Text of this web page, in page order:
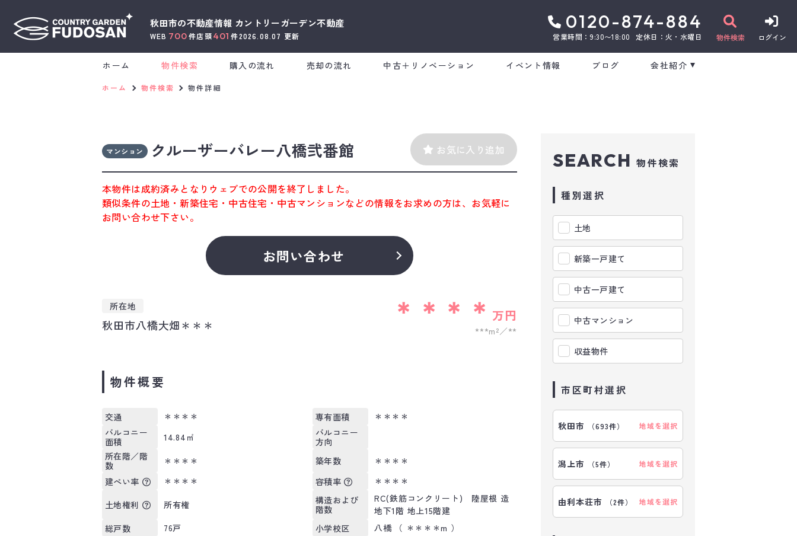
秋田市の不動産情報 カントリーガーデン不動産
WEB 700件店頭401 件2026.08.07 更新
0120-874-884
営業時間：9:30〜18:00 定休日：火・水曜日 物件検索 ログイン
ホーム 物件検索 購入の流れ 売却の流れ 中古＋リノベーション イベント情報 ブログ 会社紹介
ホーム 物件検索 物件詳細
マンション クルーザーバレー八橋弐番館 お気に入り追加
本物件は成約済みとなりウェブでの公開を終了しました。
類似条件の土地・新築住宅・中古住宅・中古マンションなどの情報をお求めの方は、お気軽に
お問い合わせ下さい。
お問い合わせ
所在地
秋田市八橋大畑＊＊＊ ＊＊＊＊ 万円
***m² **
物件概要
交通 ＊＊＊＊ 専有面積
＊＊＊＊
バルコニー
面積
14.84㎡
バルコニー
方向
所在階／階
数
＊＊＊＊ 築年数
＊＊＊＊
建ぺい率
＊＊＊＊ 容積率
＊＊＊＊
土地権利
所有権
構造および
階数
RC(鉄筋コンクリート) 陸屋根 造
地下1階 地上15階建
総戸数
76戸 小学校区
八橋 （ ＊＊＊＊m ）
SEARCH 物件検索
種別選択
土地
新築一戸建て
中古一戸建て
中古マンション
収益物件
市区町村選択
秋田市 （693件） 地域を選択
潟上市 （5件） 地域を選択
由利本荘市 （2件） 地域を選択